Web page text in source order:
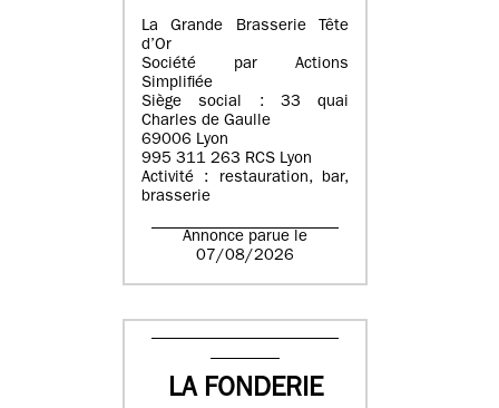
La Grande Brasserie Tête
d’Or
Société par Actions
Simplifiée
Siège social : 33 quai
Charles de Gaulle
69006 Lyon
995 311 263 RCS Lyon
Activité : restauration, bar,
brasserie
Annonce parue le
07/08/2026
LA FONDERIE